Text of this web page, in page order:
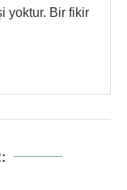
yoktur. Bir fikir